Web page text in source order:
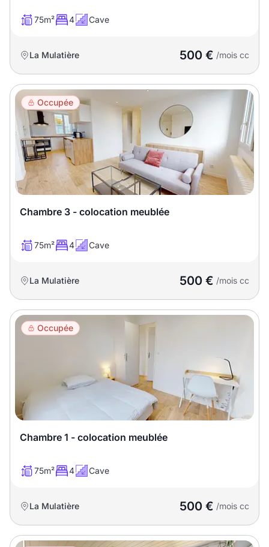
Nombre de chambres
disponibles
disponibles
Espaces additionnels
Sélectionner...
Équipements des parties
Local à vélo
Disponible à partir du
promotions sur honoraires
75m² 4 Cave
La Mulatière 500 € /mois cc
Occupée
Chambre 3 - colocation meublée
75m² 4 Cave
La Mulatière 500 € /mois cc
Occupée
Chambre 1 - colocation meublée
75m² 4 Cave
La Mulatière 500 € /mois cc